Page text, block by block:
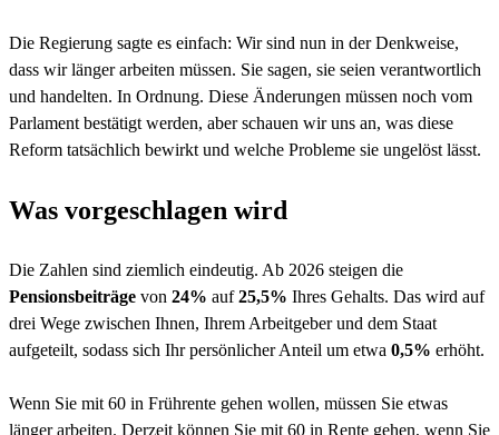
Die Regierung sagte es einfach: Wir sind nun in der Denkweise,
dass wir länger arbeiten müssen. Sie sagen, sie seien verantwortlich
und handelten. In Ordnung. Diese Änderungen müssen noch vom
Parlament bestätigt werden, aber schauen wir uns an, was diese
Reform tatsächlich bewirkt und welche Probleme sie ungelöst lässt.
Was vorgeschlagen wird
Die Zahlen sind ziemlich eindeutig. Ab 2026 steigen die
Pensionsbeiträge von 24% auf25,5% Ihres Gehalts. Das wird auf
drei Wege zwischen Ihnen, Ihrem Arbeitgeber und dem Staat
aufgeteilt, sodass sich Ihr persönlicher Anteil um etwa 0,5% erhöht.
Wenn Sie mit 60 in Frührente gehen wollen, müssen Sie etwas
länger arbeiten. Derzeit können Sie mit 60 in Rente gehen, wenn Sie